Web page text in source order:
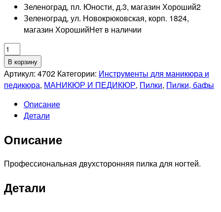
Зеленоград, пл. Юности, д.3, магазин Хороший2
Зеленоград, ул. Новокрюковская, корп. 1824,
магазин ХорошийНет в наличии
Количество
товара
RUNAIL
Профессиональная
(белая,
бумеранг,
№4702
В корзину
Артикул: 4702 Категории: Инструменты для маникюра и
педикюра, МАНИКЮР И ПЕДИКЮР, Пилки, Пилки, бафы
Описание
Детали
Описание
Профессиональная двухсторонняя пилка для ногтей.
Детали